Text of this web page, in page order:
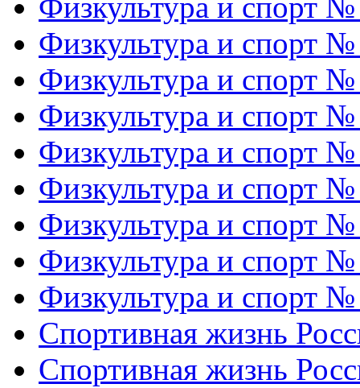
Физкультура и спорт
Физкультура и спорт
Физкультура и спорт
Физкультура и спорт
Физкультура и спорт
Физкультура и спорт
Физкультура и спорт
Физкультура и спорт
Физкультура и спорт
Спортивная жизнь
Спортивная жизнь